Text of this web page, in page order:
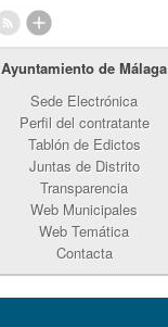
Ayuntamiento de Málaga
Sede Electrónica
Perfil del contratante
Tablón de Edictos
Juntas de Distrito
Transparencia
Web Municipales
Web Temática
Contacta